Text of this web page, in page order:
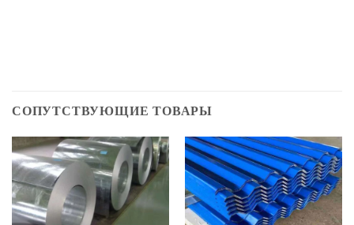
СОПУТСТВУЮЩИЕ ТОВАРЫ